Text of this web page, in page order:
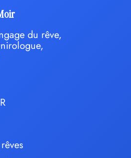
du rêve,